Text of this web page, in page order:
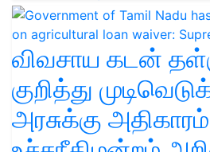
விவசாய கடன்
குறித்து
அரசுக்கு